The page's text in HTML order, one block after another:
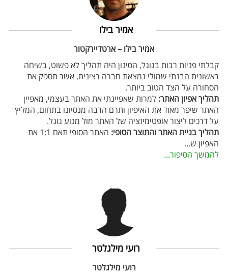
אמיר בילו
אמיר בילו – ארטדיירקטור
קבלתי פניות רבות בגוגל, הסינון היה תהליך לא פשוט, בשיחה
ראשונית הבנתי שמולי נמצאת חברה רצינית, אשר תספק את
הסחורה על הצד הטוב ביותר.
תהליך אפיון האתר: למרות שאפיינתי את האתר בעצמי, מאפיין
האתר שיפר מאוד את האיפיון ותרם הרבה מנסיונו בתחום, המליץ
על דרכים ליצור אופטימיזציה של האתר מול מנוע גוגל.
תהליך בניית האתר והתוצר הסופי:
האתר הסופי תאם 1:1 את
האפיון ש...
להמשך הסיפור...
רועי מילגלטר
רועי מילגלטר